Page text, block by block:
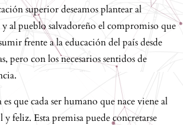
superior deseamos plantear al
al pueblo salvadoreño el compromiso que
frente a la educación del país desde
pero con los necesarios sentidos de
que cada ser humano que nace viene al
feliz. Esta premisa puede concretarse